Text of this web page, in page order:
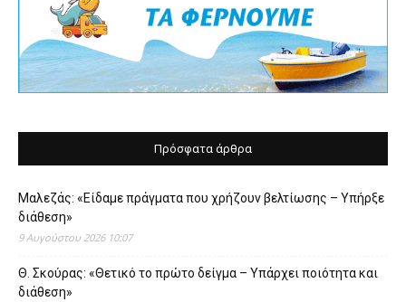
Πρόσφατα άρθρα
Μαλεζάς: «Είδαμε πράγματα που χρήζουν βελτίωσης – Υπήρξε
διάθεση»
9 Αυγούστου 2026 10:07
Θ. Σκούρας: «Θετικό το πρώτο δείγμα – Υπάρχει ποιότητα και
διάθεση»